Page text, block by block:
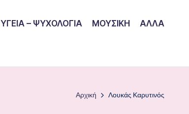
ΥΓΕΙΑ – ΨΥΧΟΛΟΓΙΑ ΜΟΥΣΙΚΗ ΑΛΛΑ
Αρχική Λουκάς Καρυτινός